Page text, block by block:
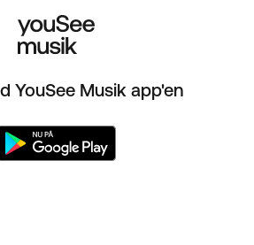
YouSee Musik app'en